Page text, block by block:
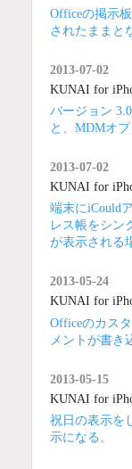
Officeの掲示
されたままと
2013-07-02
KUNAI for
バージョン
と、MDMオ
2013-07-02
KUNAI for
端末にiCould
レス帳をシン
が表示される
2013-05-24
KUNAI for
Officeのカス
メントが書き
2013-05-15
KUNAI for
祝日の表示を
示になる。